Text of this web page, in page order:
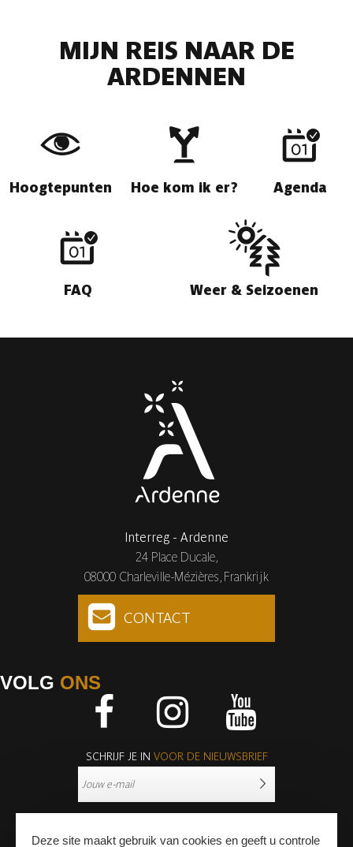
MIJN REIS NAAR DE
ARDENNEN
Hoogtepunten Hoe kom ik er? Agenda
FAQ Weer & Seizoenen
Interreg - Ardenne
24 Place Ducale,
08000 Charleville-Mézières, Frankrijk
CONTACT
VOLG ONS
SCHRIJF JE IN VOOR DE NIEUWSBRIEF
Deze site maakt gebruik van cookies en geeft u controle